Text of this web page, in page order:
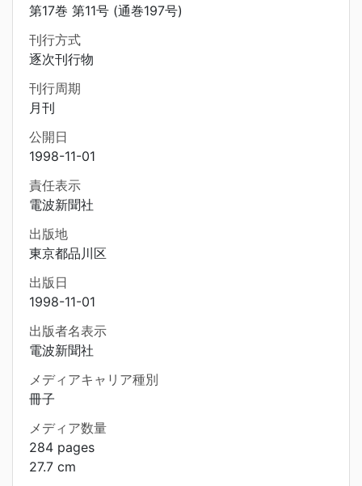
第17巻 第11号 (通巻197号)
刊行方式
逐次刊行物
刊行周期
月刊
公開日
1998-11-01
責任表示
電波新聞社
出版地
東京都品川区
出版日
1998-11-01
出版者名表示
電波新聞社
メディアキャリア種別
冊子
メディア数量
284 pages
27.7 cm